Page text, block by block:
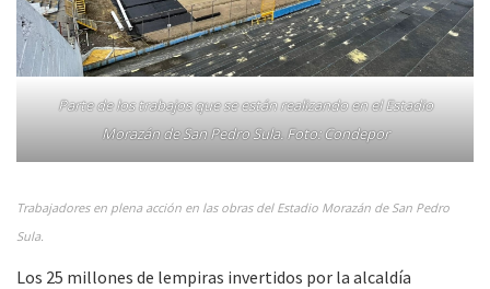
Parte de los trabajos que se están realizando en el Estadio
Morazán de San Pedro Sula. Foto: Condepor
Trabajadores en plena acción en las obras del Estadio Morazán de San Pedro
Sula.
Los 25 millones de lempiras invertidos por la alcaldía